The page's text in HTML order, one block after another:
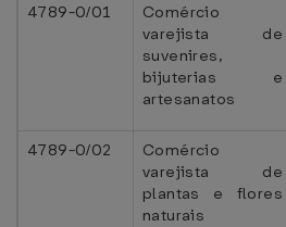
4789-0/01
Comércio
varejista de
suvenires,
bijuterias e
artesanatos
4789-0/02
Comércio
varejista de
plantas e flores
naturais